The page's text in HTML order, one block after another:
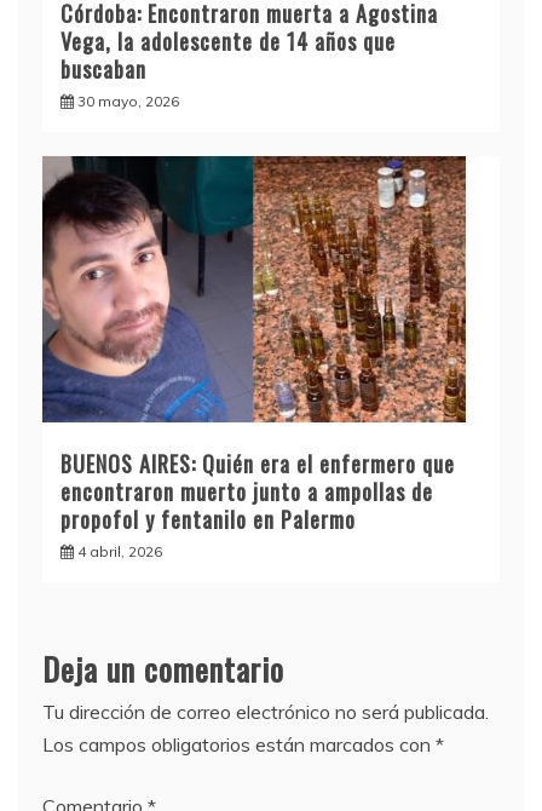
Córdoba: Encontraron muerta a Agostina
Vega, la adolescente de 14 años que
buscaban
30 mayo, 2026
BUENOS AIRES: Quién era el enfermero que
encontraron muerto junto a ampollas de
propofol y fentanilo en Palermo
4 abril, 2026
Deja un comentario
Tu dirección de correo electrónico no será publicada.
Los campos obligatorios están marcados con *